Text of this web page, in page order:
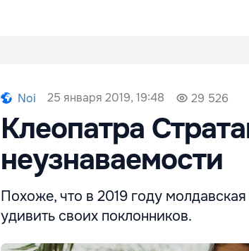
Noi 25 января 2019, 19:48 29 526
Клеопатра
неузнаваемости
Похоже, что в 2019 году
удивить своих поклонников.